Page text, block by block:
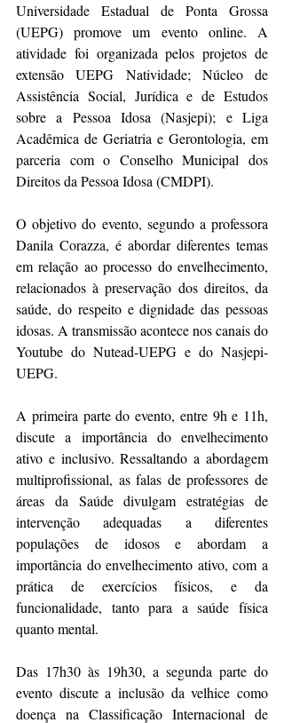
Universidade Estadual de Ponta Grossa
(UEPG) promove um evento online. A
atividade foi organizada pelos projetos de
extensão UEPG Natividade; Núcleo de
Assistência Social, Jurídica e de Estudos
sobre a Pessoa Idosa (Nasjepi); e Liga
Acadêmica de Geriatria e Gerontologia, em
parceria com o Conselho Municipal dos
Direitos da Pessoa Idosa (CMDPI).
O objetivo do evento, segundo a professora
Danila Corazza, é abordar diferentes temas
em relação ao processo do envelhecimento,
relacionados à preservação dos direitos, da
saúde, do respeito e dignidade das pessoas
idosas. A transmissão acontece nos canais do
Youtube do Nutead-UEPG e do Nasjepi-
UEPG.
A primeira parte do evento, entre 9h e 11h,
discute a importância do envelhecimento
ativo e inclusivo. Ressaltando a abordagem
multiprofissional, as falas de professores de
áreas da Saúde divulgam estratégias de
intervenção adequadas a diferentes
populações de idosos e abordam a
importância do envelhecimento ativo, com a
prática de exercícios físicos, e da
funcionalidade, tanto para a saúde física
quanto mental.
Das 17h30 às 19h30, a segunda parte do
evento discute a inclusão da velhice como
doença na Classificação Internacional de